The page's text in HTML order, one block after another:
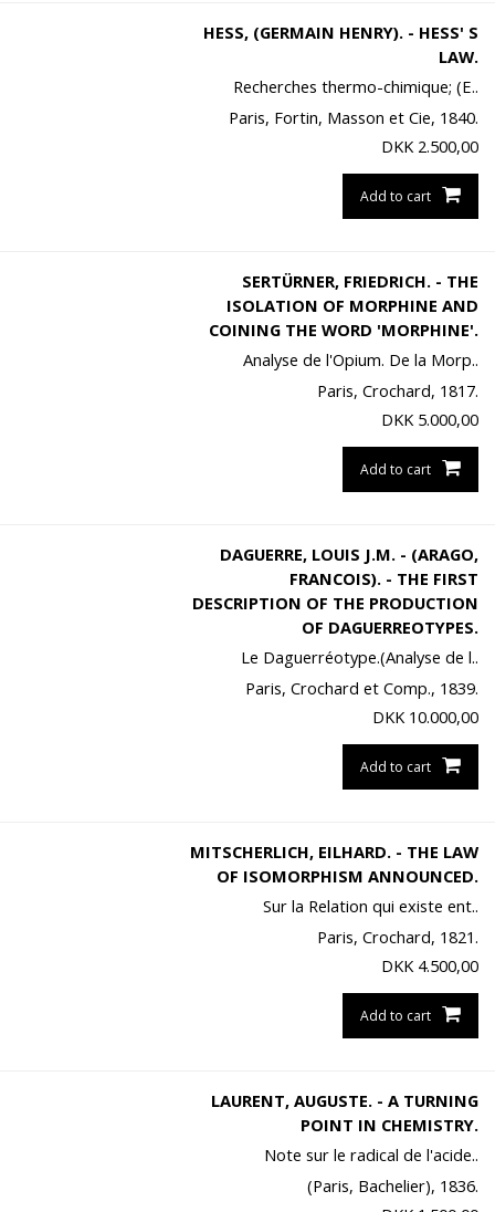
HESS, (GERMAIN HENRY). - HESS' S
LAW.
Recherches thermo-chimique; (E..
Paris, Fortin, Masson et Cie, 1840.
DKK 2.500,00
Add to cart
SERTÜRNER, FRIEDRICH. - THE
ISOLATION OF MORPHINE AND
COINING THE WORD 'MORPHINE'.
Analyse de l'Opium. De la Morp..
Paris, Crochard, 1817.
DKK 5.000,00
Add to cart
DAGUERRE, LOUIS J.M. - (ARAGO,
FRANCOIS). - THE FIRST
DESCRIPTION OF THE PRODUCTION
OF DAGUERREOTYPES.
Le Daguerréotype.(Analyse de l..
Paris, Crochard et Comp., 1839.
DKK 10.000,00
Add to cart
MITSCHERLICH, EILHARD. - THE LAW
OF ISOMORPHISM ANNOUNCED.
Sur la Relation qui existe ent..
Paris, Crochard, 1821.
DKK 4.500,00
Add to cart
LAURENT, AUGUSTE. - A TURNING
POINT IN CHEMISTRY.
Note sur le radical de l'acide..
(Paris, Bachelier), 1836.